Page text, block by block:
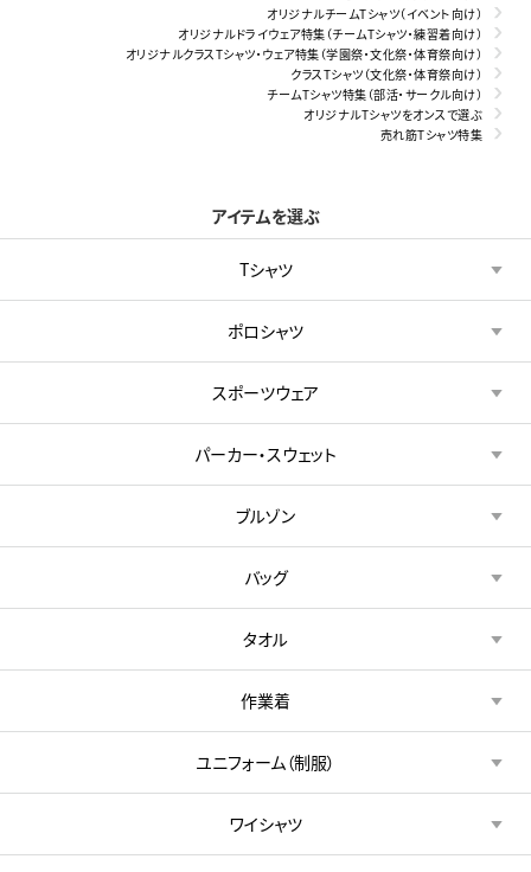
オリジナルチームTシャツ（イベント向け）
オリジナルドライウェア特集（チームTシャツ・練習着向け）
オリジナルクラスTシャツ・ウェア特集（学園祭・文化祭・体育祭向け）
クラスTシャツ（文化祭・体育祭向け）
チームTシャツ特集（部活・サークル向け）
オリジナルTシャツをオンスで選ぶ
売れ筋Tシャツ特集
アイテムを選ぶ
Tシャツ
ポロシャツ
スポーツウェア
パーカー・スウェット
ブルゾン
バッグ
タオル
作業着
ユニフォーム（制服）
ワイシャツ